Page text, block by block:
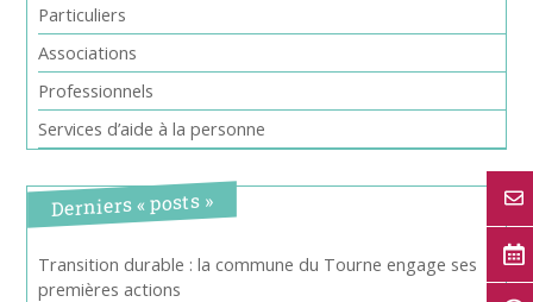
Particuliers
Associations
Professionnels
Services d’aide à la personne
Derniers « posts »
Transition durable : la commune du Tourne engage ses
premières actions